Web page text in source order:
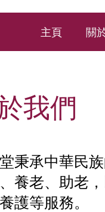
主頁 關
我們
秉承中華民
養老、助老
護等服務。